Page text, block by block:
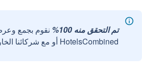
تم التحقق منه 100%
نقوم بجمع
HotelsCombined أو مع شركائنا الخارجيين الموثوقين.